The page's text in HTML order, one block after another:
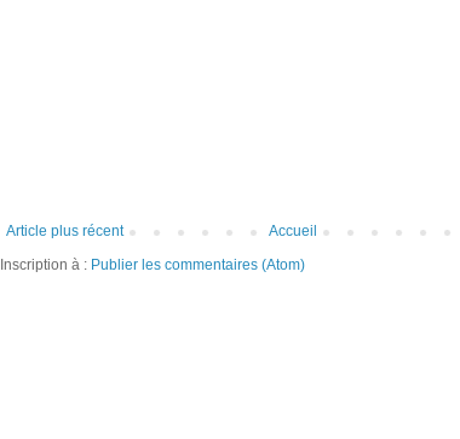
Article plus récent
Accueil
Inscription à : Publier les commentaires (Atom)